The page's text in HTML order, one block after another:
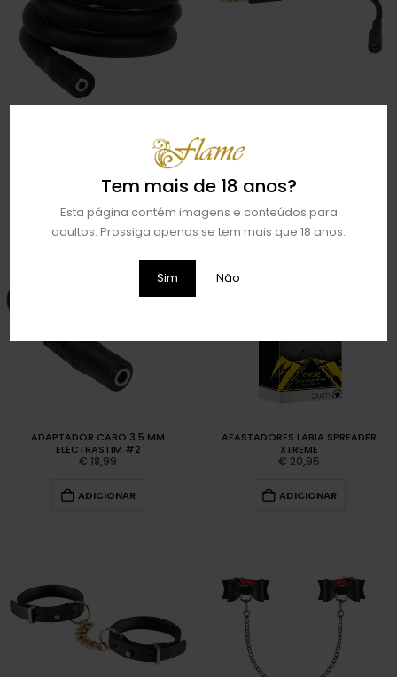
Tem mais de 18 anos?
Esta página contém imagens e conteúdos para
adultos. Prossiga apenas se tem mais que 18 anos.
Sim Não
ADICIONAR ADICIONAR
ADAPTADOR CABO 3.5 MM
ELECTRASTIM #2
€ 18,99
ADICIONAR
AFASTADORES LABIA SPREADER
XTREME
€ 20,95
ADICIONAR